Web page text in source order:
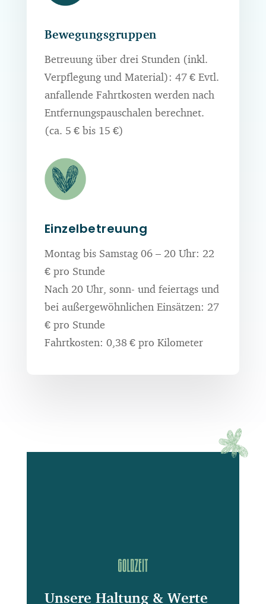
Bewegungsgruppen
Betreuung über drei Stunden (inkl.
Verpflegung und Material): 47 € Evtl.
anfallende Fahrtkosten werden nach
Entfernungspauschalen berechnet.
(ca. 5 € bis 15 €)
Einzelbetreuung
Montag bis Samstag 06 – 20 Uhr: 22
€ pro Stunde
Nach 20 Uhr, sonn- und feiertags und
bei außergewöhnlichen Einsätzen: 27
€ pro Stunde
Fahrtkosten: 0,38 € pro Kilometer
Unsere Haltung & Werte